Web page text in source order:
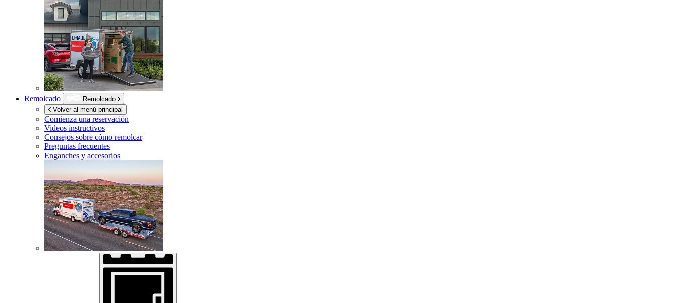
Remolcado
Remolcado
Volver al menú principal
Comienza una reservación
Videos instructivos
Consejos sobre cómo remolcar
Preguntas frecuentes
Enganches y accesorios